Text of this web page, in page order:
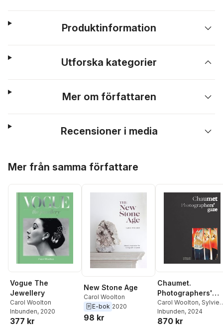
Produktinformation
Utforska kategorier
Mer om författaren
Recensioner i media
Mer från samma författare
Vogue The
Jewellery
Carol Woolton
Inbunden, 2020
377 kr
New Stone Age
Carol Woolton
E-bok 2020
98 kr
Chaumet.
Photographers'
gaze
Carol Woolton, Sylvie
Lécallier,Flora Triebel
Inbunden, 2024
870 kr